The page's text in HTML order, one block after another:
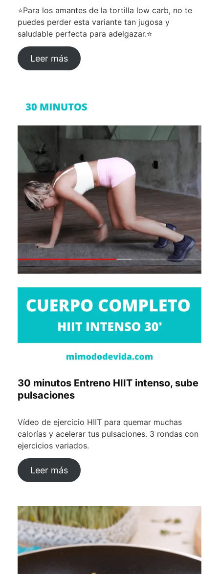
⭐Para los amantes de la tortilla low carb, no te
puedes perder esta variante tan jugosa y
saludable perfecta para adelgazar.⭐
Leer más
30 minutos Entreno HIIT intenso, sube
pulsaciones
Vídeo de ejercicio HIIT para quemar muchas
calorías y acelerar tus pulsaciones. 3 rondas con
ejercicios variados.
Leer más